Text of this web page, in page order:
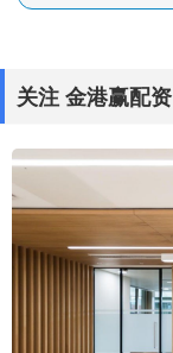
关注 金港赢配资